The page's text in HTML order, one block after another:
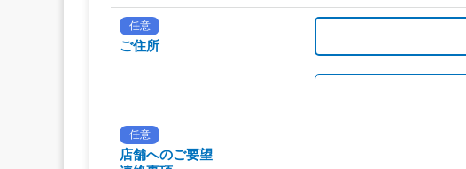
任意
ご住所
任意
店舗へのご要望